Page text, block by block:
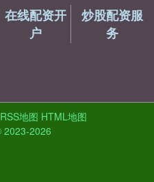
在线配资开
户
炒股配资服
务
RSS地图 HTML地图
2023-2026